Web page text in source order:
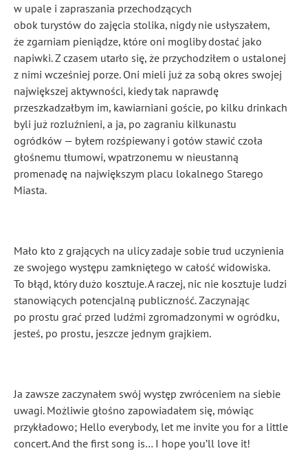
w upale i zapraszania przechodzących
obok turystów do zajęcia stolika, nigdy nie usłyszałem,
że zgarniam pieniądze, które oni mogliby dostać jako
napiwki. Z czasem utarło się, że przychodziłem o ustalonej
z nimi wcześniej porze. Oni mieli już za sobą okres swojej
największej aktywności, kiedy tak naprawdę
przeszkadzałbym im, kawiarniani goście, po kilku drinkach
byli już rozluźnieni, a ja, po zagraniu kilkunastu
ogródków — byłem rozśpiewany i gotów stawić czoła
głośnemu tłumowi, wpatrzonemu w nieustanną
promenadę na największym placu lokalnego Starego
Miasta.
Mało kto z grających na ulicy zadaje sobie trud uczynienia
ze swojego występu zamkniętego w całość widowiska.
To błąd, który dużo kosztuje. A raczej, nic nie kosztuje ludzi
stanowiących potencjalną publiczność. Zaczynając
po prostu grać przed ludźmi zgromadzonymi w ogródku,
jesteś, po prostu, jeszcze jednym grajkiem.
Ja zawsze zaczynałem swój występ zwróceniem na siebie
uwagi. Możliwie głośno zapowiadałem się, mówiąc
przykładowo; Hello everybody, let me invite you for a little
concert. And the first song is… I hope you’ll love it!